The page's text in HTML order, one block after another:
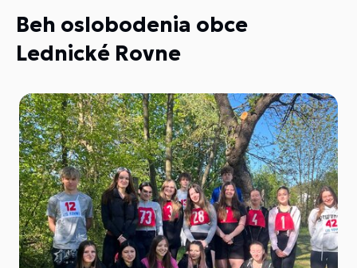
Beh oslobodenia obce
Lednické Rovne